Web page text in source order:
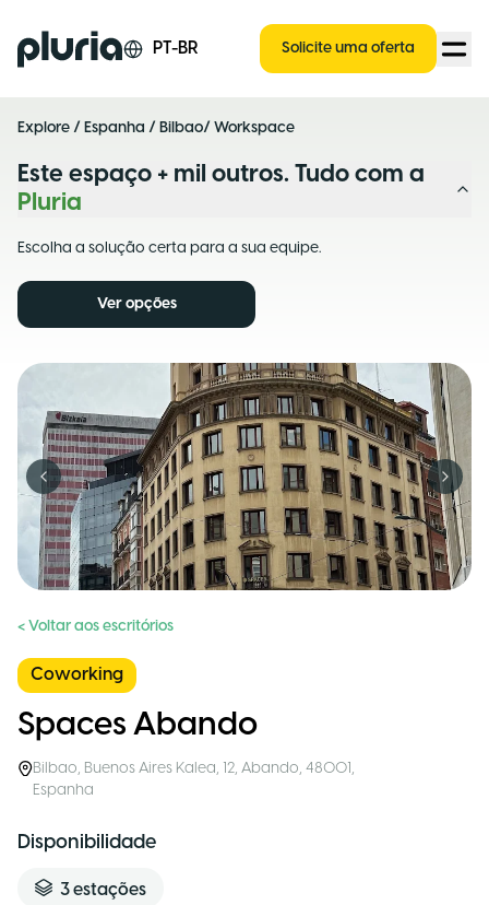
Logo Pluria PT-BR Solicite uma oferta
Explore / Espanha / Bilbao/ Workspace
Este espaço + mil outros. Tudo com a
Pluria
Escolha a solução certa para a sua equipe.
Ver opções
Previous slide Next
< Voltar aos escritórios
Coworking
Spaces Abando
Bilbao, Buenos Aires Kalea, 12, Abando, 48001,
Espanha
Disponibilidade
3estações